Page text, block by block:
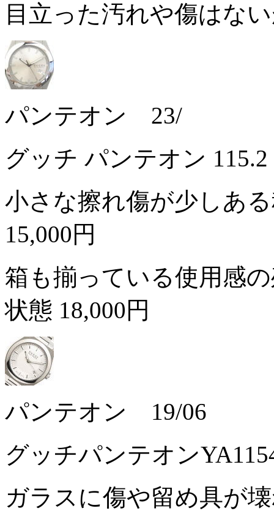
目立った汚れや傷はな
パンテオン 23/
グッチ パンテオン
小さな擦れ傷が少しあ
15,000円
箱も揃っている使用感
状態 18,000円
パンテオン 19/06
グッチパンテオン
ガラスに傷や留め具が